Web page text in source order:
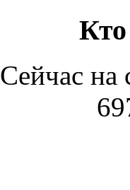
Кто
Сейчас на